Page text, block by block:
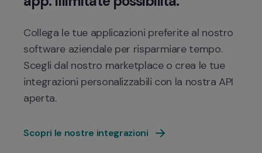
Collega le tue applicazioni preferite al nostro
software aziendale per risparmiare tempo.
Scegli dal nostro marketplace o crea le tue
integrazioni personalizzabili con la nostra API
aperta.
Scopri le nostre integrazioni